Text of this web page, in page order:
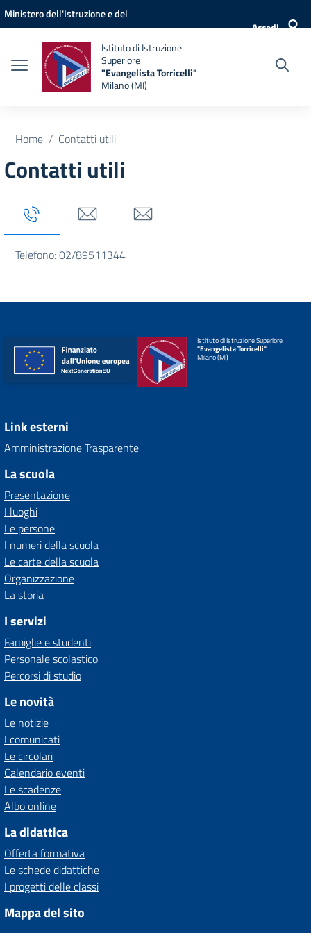
Vai ai contenuti
Vai al menu di navigazione
Vai al footer
Ministero dell'Istruzione e del
Accedi
Istituto di Istruzione
Superiore
"Evangelista Torricelli"
Milano (MI)
Home Contatti utili
Contatti utili
Tab titolo 1Tab titolo 3Tab titolo 4
Telefono: 02/89511344
Istituto di Istruzione Superiore
"Evangelista Torricelli"
Milano (MI)
Link esterni
Amministrazione Trasparente
La scuola
Presentazione
I luoghi
Le persone
I numeri della scuola
Le carte della scuola
Organizzazione
La storia
I servizi
Famiglie e studenti
Personale scolastico
Percorsi di studio
Le novità
Le notizie
I comunicati
Le circolari
Calendario eventi
Le scadenze
Albo online
La didattica
Offerta formativa
Le schede didattiche
I progetti delle classi
Mappa del sito